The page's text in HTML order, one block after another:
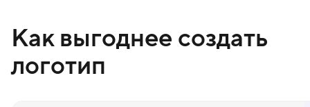
Как выгоднее создать
логотип